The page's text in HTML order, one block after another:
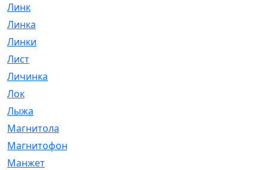
Линк
Линка
Линки
Лист
Личинка
Лок
Лыжа
Магнитола
Магнитофон
Манжет